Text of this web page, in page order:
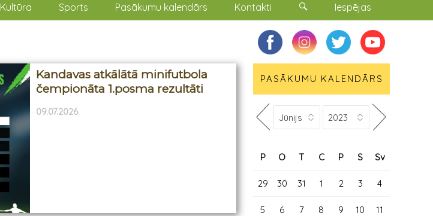
Kultūra Sports Pasākumu kalendārs Kontakti Iespējas
Kandavas atkālātā minifutbola
čempionāta 1.posma rezultāti
09.07.2026
PASĀKUMU KALENDĀRS
P O T C P S Sv
29 30 31 1 2 3 4
5 6 7 8 9 10 11